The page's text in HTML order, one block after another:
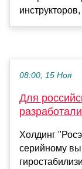
08:00, 15 Ноя
Для
Холдинг
серийному